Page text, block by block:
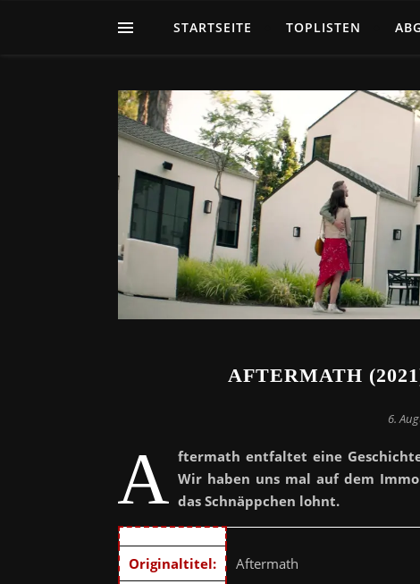
STARTSEITE TOPLISTEN
AFTERMATH
6.
A ftermath entfaltet eine
Wir haben uns mal auf dem
das Schnäppchen lohnt.
Originaltitel:
Aftermath